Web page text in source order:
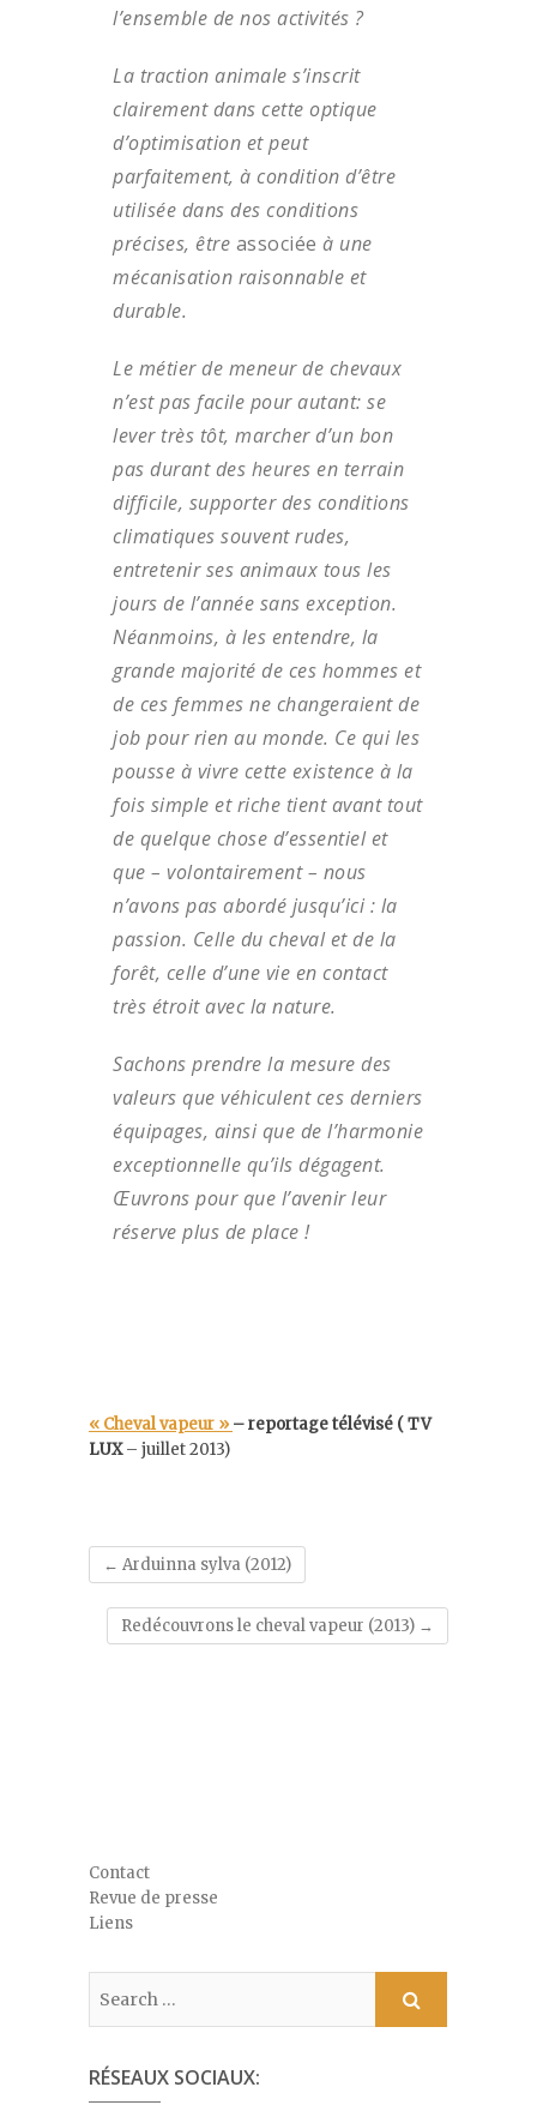
l’ensemble de nos activités ?
La traction animale s’inscrit
clairement dans cette optique
d’optimisation et peut
parfaitement, à condition d’être
utilisée dans des conditions
précises, être associée à une
mécanisation raisonnable et
durable.
Le métier de meneur de chevaux
n’est pas facile pour autant: se
lever très tôt, marcher d’un bon
pas durant des heures en terrain
difficile, supporter des conditions
climatiques souvent rudes,
entretenir ses animaux tous les
jours de l’année sans exception.
Néanmoins, à les entendre, la
grande majorité de ces hommes et
de ces femmes ne changeraient de
job pour rien au monde. Ce qui les
pousse à vivre cette existence à la
fois simple et riche tient avant tout
de quelque chose d’essentiel et
que – volontairement – nous
n’avons pas abordé jusqu’ici : la
passion. Celle du cheval et de la
forêt, celle d’une vie en contact
très étroit avec la nature.
Sachons prendre la mesure des
valeurs que véhiculent ces derniers
équipages, ainsi que de l’harmonie
exceptionnelle qu’ils dégagent.
Œuvrons pour que l’avenir leur
réserve plus de place !
« Cheval vapeur » – reportage télévisé ( TV
LUX– juillet 2013)
← Arduinna sylva (2012)
Redécouvrons le cheval vapeur (2013) →
Contact
Revue de presse
Liens
RÉSEAUX SOCIAUX: